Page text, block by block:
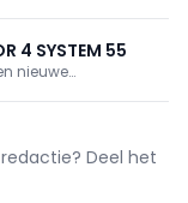
4 SYSTEM 55
nieuwe
Deel het